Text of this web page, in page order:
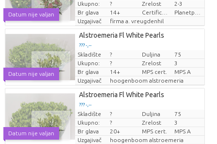
Datum nije valjan
Ukupno:
? Zrelost
2-3
Br glava
14+
Uzgajivač
firma a. vreugdenhil
Datum nije valjan
Alstroemeria Fl White Pearls
??? -,--
Cijena po komadu
Skladište ? Duljina
75
Ukupno:
? Zrelost
3
Br glava
14+ MPS cert.
MPS A
Uzgajivač
hoogenboom alstroemeria
Datum nije valjan
Alstroemeria Fl White Pearls
??? -,--
Cijena po komadu
Skladište ? Duljina
75
Ukupno:
? Zrelost
3
Br glava
20+ MPS cert.
MPS A
Uzgajivač
hoogenboom alstroemeria